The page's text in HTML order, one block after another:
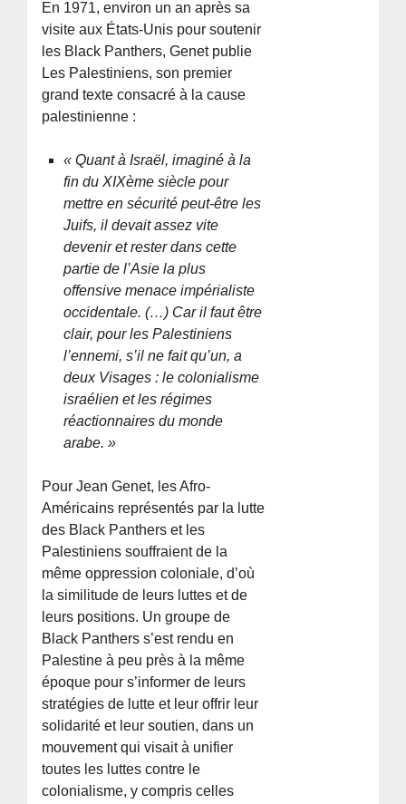
En 1971, environ un an après sa
visite aux États-Unis pour soutenir
les Black Panthers, Genet publie
Les Palestiniens, son premier
grand texte consacré à la cause
palestinienne :
« Quant à Israël, imaginé à la
fin du XIXème siècle pour
mettre en sécurité peut-être les
Juifs, il devait assez vite
devenir et rester dans cette
partie de l’Asie la plus
offensive menace impérialiste
occidentale. (…) Car il faut être
clair, pour les Palestiniens
l’ennemi, s’il ne fait qu’un, a
deux Visages : le colonialisme
israélien et les régimes
réactionnaires du monde
arabe. »
Pour Jean Genet, les Afro-
Américains représentés par la lutte
des Black Panthers et les
Palestiniens souffraient de la
même oppression coloniale, d’où
la similitude de leurs luttes et de
leurs positions. Un groupe de
Black Panthers s’est rendu en
Palestine à peu près à la même
époque pour s’informer de leurs
stratégies de lutte et leur offrir leur
solidarité et leur soutien, dans un
mouvement qui visait à unifier
toutes les luttes contre le
colonialisme, y compris celles